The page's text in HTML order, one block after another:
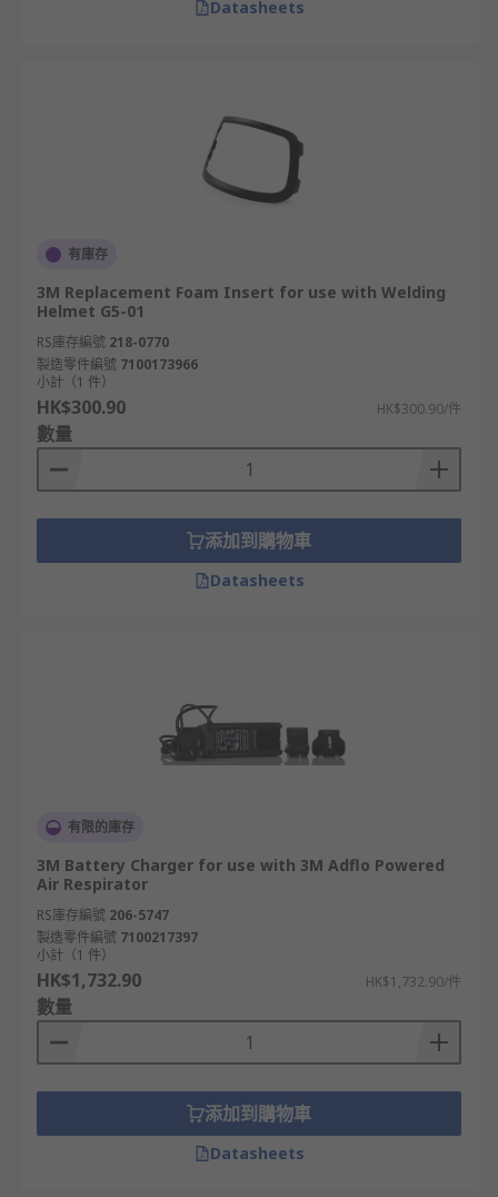
Datasheets
有庫存
3M Replacement Foam Insert for use with Welding
Helmet G5-01
RS庫存編號 218-0770
製造零件編號 7100173966
小計（1 件）
HK$300.90 HK$300.90/件
數量
添加到購物車
Datasheets
有限的庫存
3M Battery Charger for use with 3M Adflo Powered
Air Respirator
RS庫存編號 206-5747
製造零件編號 7100217397
小計（1 件）
HK$1,732.90 HK$1,732.90/件
數量
添加到購物車
Datasheets